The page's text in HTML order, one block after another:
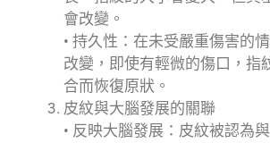
會改變。
• 持久性：在未受嚴重傷害的
改變，即使有輕微的傷口，指
合而恢復原狀。
皮紋與大腦發展的關聯
• 反映大腦發展：皮紋被認為